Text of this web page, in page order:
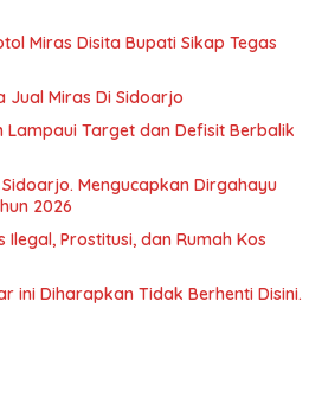
Miras Disita Bupati Sikap Tegas
Jual Miras Di Sidoarjo
Lampaui Target dan Defisit Berbalik
Mengucapkan Dirgahayu
2026
Prostitusi, dan Rumah Kos
ini Diharapkan Tidak Berhenti Disini.